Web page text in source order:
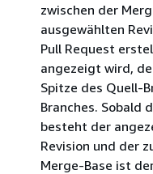
zwischen der
ausgewählten
Pull Request
angezeigt wird,
Spitze des Quell-
Branches. Sobald
besteht der
Revision und der
Merge-Base ist